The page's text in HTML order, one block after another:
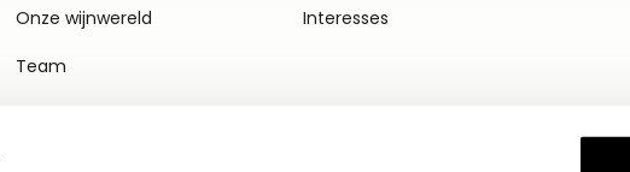
Onze wijnwereld
Team
Interesses